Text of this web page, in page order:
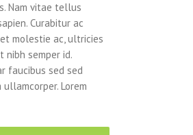
Nam vitae tellus
Curabitur ac
molestie ac, ultricies
semper id.
faucibus sed sed
Lorem